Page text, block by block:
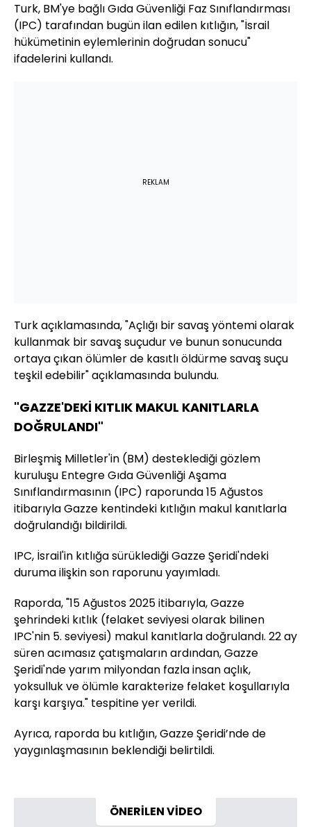
Turk, BM'ye bağlı Gıda Güvenliği Faz Sınıflandırması
(IPC) tarafından bugün ilan edilen kıtlığın, "İsrail
hükümetinin eylemlerinin doğrudan sonucu"
ifadelerini kullandı.
REKLAM
Turk açıklamasında, "Açlığı bir savaş yöntemi olarak
kullanmak bir savaş suçudur ve bunun sonucunda
ortaya çıkan ölümler de kasıtlı öldürme savaş suçu
teşkil edebilir" açıklamasında bulundu.
"GAZZE'DEKİ KITLIK MAKUL KANITLARLA
DOĞRULANDI"
Birleşmiş Milletler'in (BM) desteklediği gözlem
kuruluşu Entegre Gıda Güvenliği Aşama
Sınıflandırmasının (IPC) raporunda 15 Ağustos
itibarıyla Gazze kentindeki kıtlığın makul kanıtlarla
doğrulandığı bildirildi.
IPC, İsrail'in kıtlığa sürüklediği Gazze Şeridi'ndeki
duruma ilişkin son raporunu yayımladı.
Raporda, "15 Ağustos 2025 itibarıyla, Gazze
şehrindeki kıtlık (felaket seviyesi olarak bilinen
IPC'nin 5. seviyesi) makul kanıtlarla doğrulandı. 22 ay
süren acımasız çatışmaların ardından, Gazze
Şeridi'nde yarım milyondan fazla insan açlık,
yoksulluk ve ölümle karakterize felaket koşullarıyla
karşı karşıya." tespitine yer verildi.
Ayrıca, raporda bu kıtlığın, Gazze Şeridi’nde de
yaygınlaşmasının beklendiği belirtildi.
ÖNERİLEN VİDEO